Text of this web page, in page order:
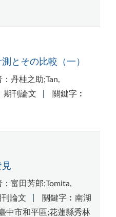
とその比較（一）
：丹桂之助;Tan,
期刊論文
關鍵字︰
見
：富田芳郎;Tomita,
論文
關鍵字︰南湖
中市和平區;花蓮縣秀林